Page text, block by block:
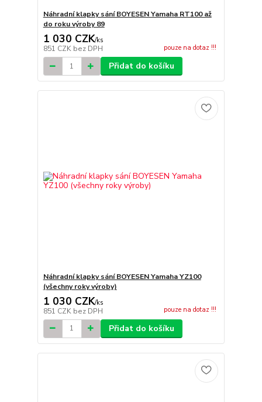
Náhradní klapky sání BOYESEN Yamaha RT100 až
do roku výroby 89
1 030 CZK/ks
851 CZK bez DPH pouze na dotaz !!!
Přidat do košíku
Náhradní klapky sání BOYESEN Yamaha YZ100
(všechny roky výroby)
1 030 CZK/ks
851 CZK bez DPH pouze na dotaz !!!
Přidat do košíku